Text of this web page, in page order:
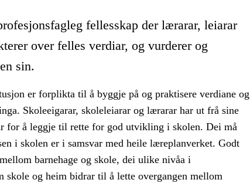
fellesskap der lærarar, leiarar
over felles verdiar, og vurderer og
sin.
er forplikta til å byggje på og praktisere verdiane og
Skoleeigarar, skoleleiarar og lærarar har ut frå sine
for å leggje til rette for god utvikling i skolen. Dei må
i skolen er i samsvar med heile læreplanverket. Godt
barnehage og skole, dei ulike nivåa i
skole og heim bidrar til å lette overgangen mellom